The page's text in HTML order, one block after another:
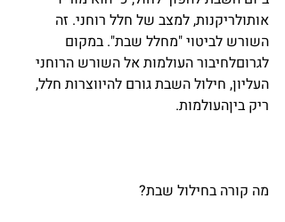
אותולריקנות, למצב של חלל רוחני. זה
השורש לביטוי "מחלל שבת". במקום
לגרוםלחיבור העולמות אל השורש הרוחני
העליון, חילול השבת גורם להיווצרות חלל,
ריק ביןהעולמות.
מה קורה בחילול שבת?